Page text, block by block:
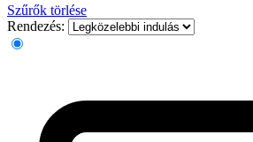
Szűrők törlése
Rendezés: